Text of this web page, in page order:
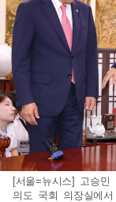
[서울=뉴시스] 고승
의도 국회 의장실에